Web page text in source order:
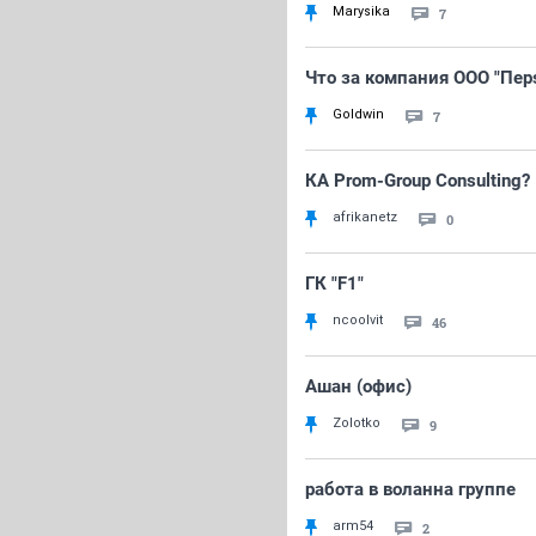
Marysika 7
Что за компания ООО
Goldwin 7
КА Prom-Group Consulting?
afrikanetz 0
ГК "F1"
ncoolvit 46
Ашан (офис)
Zolotko 9
работа в воланна группе
arm54 2